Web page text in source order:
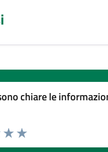
chiare le
stelle la pagina
Valuta 5 stelle su 5
Valuta 4 stelle su 5
3 stelle su 5
stelle su 5
su 5